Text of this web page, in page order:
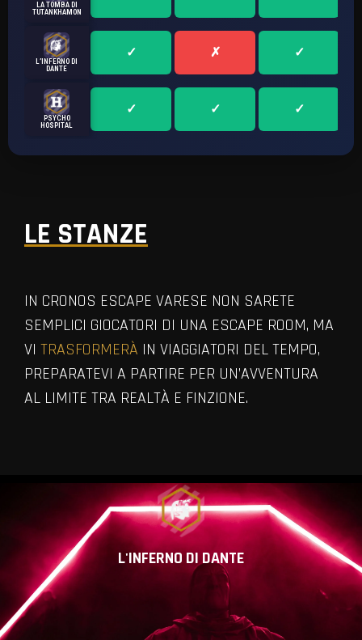
LA TOMBA DI
TUTANKHAMON
L’INFERNO DI
DANTE
PSYCHO
HOSPITAL
LE STANZE
IN CRONOS ESCAPE VARESE NON SARETE
SEMPLICI GIOCATORI DI UNA ESCAPE ROOM, MA
VI TRASFORMERÀ IN VIAGGIATORI DEL TEMPO,
PREPARATEVI A PARTIRE PER UN’AVVENTURA
AL LIMITE TRA REALTÀ E FINZIONE.
L'INFERNO DI DANTE